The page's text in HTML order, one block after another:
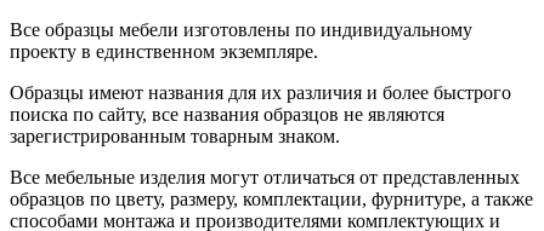
Все образцы мебели изготовлены по индивидуальному
проекту в единственном экземпляре.
Образцы имеют названия для их различия и более быстрого
поиска по сайту, все названия образцов не являются
зарегистрированным товарным знаком.
Все мебельные изделия могут отличаться от представленных
образцов по цвету, размеру, комплектации, фурнитуре, а также
способами монтажа и производителями комплектующих и